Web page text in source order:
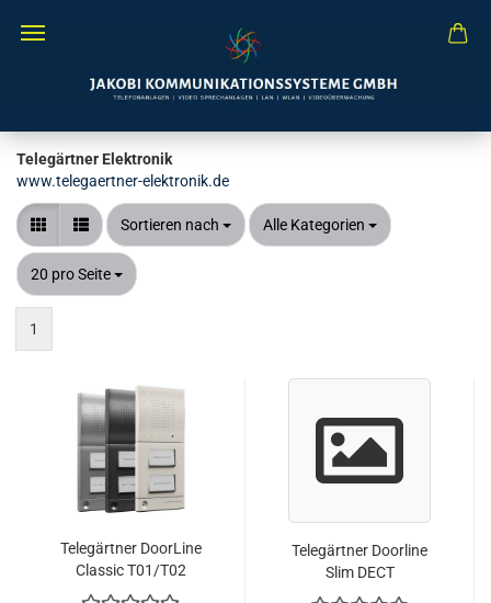
Telegärtner Elektronik
www.telegaertner-elektronik.de
Sortieren nach
Sortieren nach Alle Kategorien
pro Seite
20 pro Seite
pro Seite
1
Telegärtner DoorLine
Classic T01/T02
Telegärtner Doorline
Slim DECT